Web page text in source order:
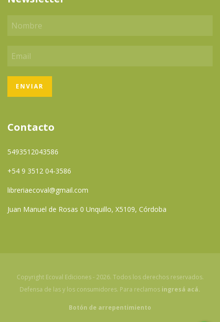
Contacto
5493512043586
+54 9 3512 04-3586
libreriaecoval@gmail.com
Juan Manuel de Rosas 0 Unquillo, X5109, Córdoba
Copyright Ecoval Ediciones - 2026. Todos los derechos reservados.
Defensa de las y los consumidores. Para reclamos ingresá acá.
Botón de arrepentimiento